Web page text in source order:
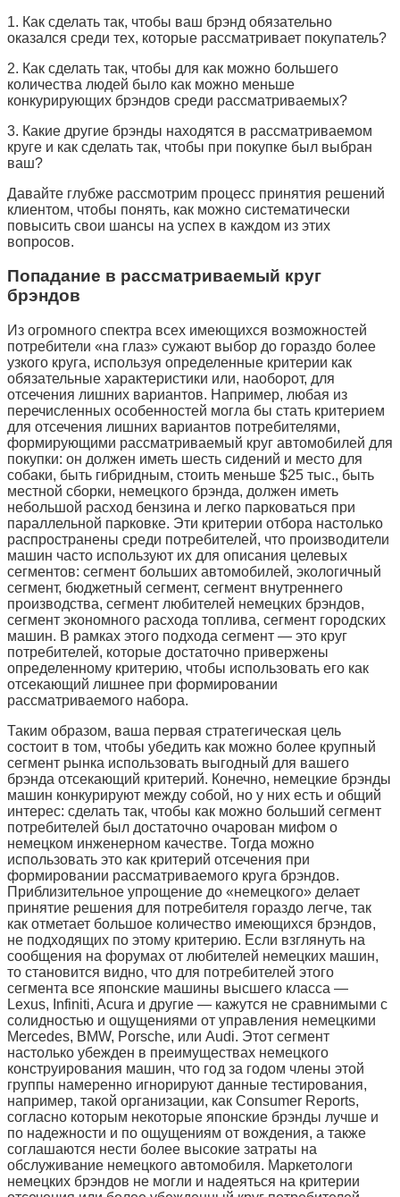
1. Как сделать так, чтобы ваш брэнд обязательно
оказался среди тех, которые рассматривает покупатель?
2. Как сделать так, чтобы для как можно большего
количества людей было как можно меньше
конкурирующих брэндов среди рассматриваемых?
3. Какие другие брэнды находятся в рассматриваемом
круге и как сделать так, чтобы при покупке был выбран
ваш?
Давайте глубже рассмотрим процесс принятия решений
клиентом, чтобы понять, как можно систематически
повысить свои шансы на успех в каждом из этих
вопросов.
Попадание в рассматриваемый круг
брэндов
Из огромного спектра всех имеющихся возможностей
потребители «на глаз» сужают выбор до гораздо более
узкого круга, используя определенные критерии как
обязательные характеристики или, наоборот, для
отсечения лишних вариантов. Например, любая из
перечисленных особенностей могла бы стать критерием
для отсечения лишних вариантов потребителями,
формирующими рассматриваемый круг автомобилей для
покупки: он должен иметь шесть сидений и место для
собаки, быть гибридным, стоить меньше $25 тыс., быть
местной сборки, немецкого брэнда, должен иметь
небольшой расход бензина и легко парковаться при
параллельной парковке. Эти критерии отбора настолько
распространены среди потребителей, что производители
машин часто используют их для описания целевых
сегментов: сегмент больших автомобилей, экологичный
сегмент, бюджетный сегмент, сегмент внутреннего
производства, сегмент любителей немецких брэндов,
сегмент экономного расхода топлива, сегмент городских
машин. В рамках этого подхода сегмент — это круг
потребителей, которые достаточно привержены
определенному критерию, чтобы использовать его как
отсекающий лишнее при формировании
рассматриваемого набора.
Таким образом, ваша первая стратегическая цель
состоит в том, чтобы убедить как можно более крупный
сегмент рынка использовать выгодный для вашего
брэнда отсекающий критерий. Конечно, немецкие брэнды
машин конкурируют между собой, но у них есть и общий
интерес: сделать так, чтобы как можно больший сегмент
потребителей был достаточно очарован мифом о
немецком инженерном качестве. Тогда можно
использовать это как критерий отсечения при
формировании рассматриваемого круга брэндов.
Приблизительное упрощение до «немецкого» делает
принятие решения для потребителя гораздо легче, так
как отметает большое количество имеющихся брэндов,
не подходящих по этому критерию. Если взглянуть на
сообщения на форумах от любителей немецких машин,
то становится видно, что для потребителей этого
сегмента все японские машины высшего класса —
Lexus, Infiniti, Acura и другие — кажутся не сравнимыми с
солидностью и ощущениями от управления немецкими
Mercedes, BMW, Porsche, или Audi. Этот сегмент
настолько убежден в преимуществах немецкого
конструирования машин, что год за годом члены этой
группы намеренно игнорируют данные тестирования,
например, такой организации, как Consumer Reports,
согласно которым некоторые японские брэнды лучше и
по надежности и по ощущениям от вождения, а также
соглашаются нести более высокие затраты на
обслуживание немецкого автомобиля. Маркетологи
немецких брэндов не могли и надеяться на критерии